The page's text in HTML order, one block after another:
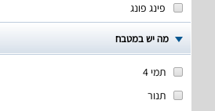
פינג פונג
מה יש במטבח
תמי 4
תנור